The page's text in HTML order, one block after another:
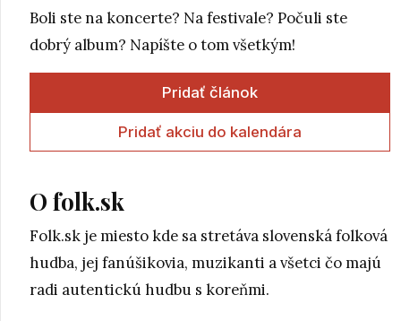
Boli ste na koncerte? Na festivale? Počuli ste
dobrý album? Napíšte o tom všetkým!
Pridať článok
Pridať akciu do kalendára
O folk.sk
Folk.sk je miesto kde sa stretáva slovenská folková
hudba, jej fanúšikovia, muzikanti a všetci čo majú
radi autentickú hudbu s koreňmi.